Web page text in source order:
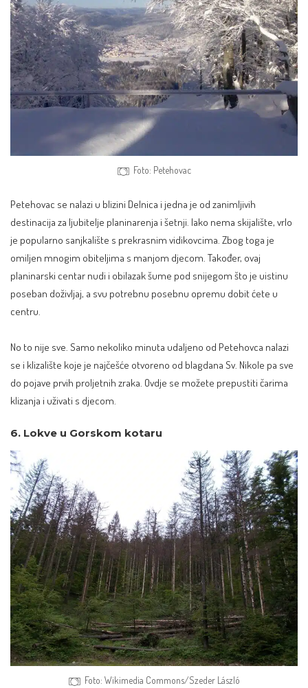
Foto: Petehovac
Petehovac se nalazi u blizini Delnica i jedna je od zanimljivih
destinacija za ljubitelje planinarenja i šetnji. Iako nema skijalište, vrlo
je popularno sanjkalište s prekrasnim vidikovcima. Zbog toga je
omiljen mnogim obiteljima s manjom djecom. Također, ovaj
planinarski centar nudi i obilazak šume pod snijegom što je uistinu
poseban doživljaj, a svu potrebnu posebnu opremu dobit ćete u
centru.
No to nije sve. Samo nekoliko minuta udaljeno od Petehovca nalazi
se i klizalište koje je najčešće otvoreno od blagdana Sv. Nikole pa sve
do pojave prvih proljetnih zraka. Ovdje se možete prepustiti čarima
klizanja i uživati s djecom.
6. Lokve u Gorskom kotaru
Foto: Wikimedia Commons/Szeder László